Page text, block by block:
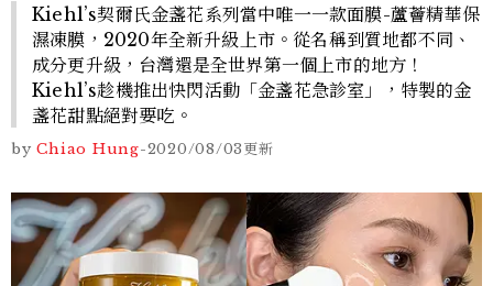
Kiehl’s契爾氏金盞花系列當中唯一一款面膜-蘆薈精華保
濕凍膜，2020年全新升級上市。從名稱到質地都不同、
成分更升級，台灣還是全世界第一個上市的地方！
Kiehl’s趁機推出快閃活動「金盞花急診室」，特製的金
盞花甜點絕對要吃。
by Chiao Hung-2020/08/03更新